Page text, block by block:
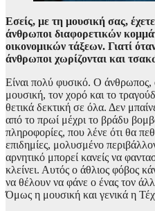
Εσείς, με τη μουσική σας,
άνθρωποι διαφορετικών
οικονομικών τάξεων. Γιατί όταν
άνθρωποι χωρίζονται και
Είναι πολύ φυσικό. Ο άνθρωπος,
μουσική, τον χορό και το
θετικά δεκτική σε όλα. Δεν
από το πρωί μέχρι το βράδυ
πληροφορίες, που λένε ότι θα
επιδημίες, μολυσμένο
αρνητικό μπορεί κανείς να
κλείνει. Αυτός ο άθλιος φόβος
να θέλουν να φάνε ο ένας τον
Όμως η μουσική και γενικά η